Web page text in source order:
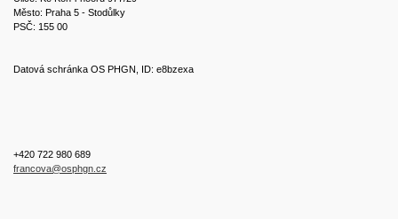
Město: Praha 5 - Stodůlky
PSČ: 155 00
Datová schránka OS PHGN, ID: e8bzexa
+420 722 980 689
francova@osphgn.cz